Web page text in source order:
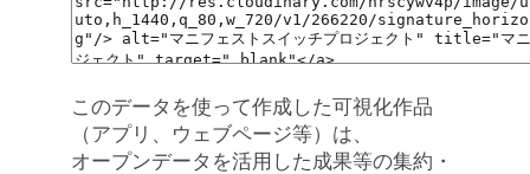
このデータを使って作成した可視化作品
（アプリ、ウェブページ等）は、
オープンデータを活用した成果等の集約・